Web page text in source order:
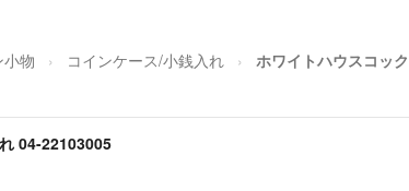
物 コインケース/小銭入れ ホワイトハウスコッ
04-22103005